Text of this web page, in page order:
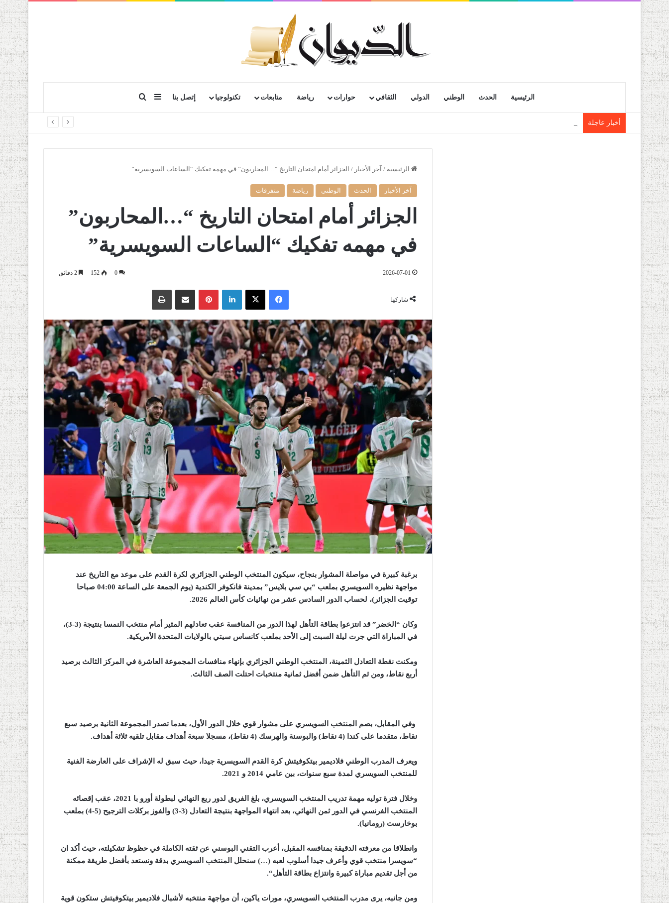
الرئيسية الحدث الوطني الدولي الثقافي حوارات رياضة متابعات تكنولوجيا إتصل بنا إضافة عمود جانبي
أخبار عاجلة
الرئيسية / آخر الأخبار / الجزائر أمام امتحان التاريخ “…المحاربون” في مهمه تفكيك “الساعات السويسرية”
آخر الأخبار الحدث الوطني رياضة متفرقات
الجزائر أمام امتحان التاريخ “…المحاربون”
في مهمه تفكيك “الساعات السويسرية”
2026-07-01
0
152
شاركها
فيسبوك ‫X لينكدإن بينتيريست
برغبة كبيرة في مواصلة المشوار بنجاح، سيكون المنتخب الوطني الجزائري لكرة القدم على موعد مع التاريخ عند
مواجهة نظيره السويسري بملعب “بي سي بلايس” بمدينة فانكوفر الكندية (يوم الجمعة على الساعة 04:00 صباحا
توقيت الجزائر)، لحساب الدور السادس عشر من نهائيات كأس العالم 2026
.
وكان “الخضر” قد انتزعوا بطاقة التأهل لهذا الدور من المنافسة عقب تعادلهم المثير أمام منتخب النمسا بنتيجة (3-3)،
في المباراة التي جرت ليلة السبت إلى الأحد بملعب كانساس سيتي بالولايات المتحدة الأمريكية.
ومكنت نقطة التعادل الثمينة، المنتخب الوطني الجزائري بإنهاء منافسات المجموعة العاشرة في المركز الثالث برصيد
أربع نقاط، ومن ثم التأهل ضمن أفضل ثمانية منتخبات احتلت الصف الثالث.
وفي المقابل، بصم المنتخب السويسري على مشوار قوي خلال الدور الأول، بعدما تصدر المجموعة الثانية برصيد سبع
نقاط، متقدما على كندا (4 نقاط) والبوسنة والهرسك (4 نقاط)، مسجلا سبعة أهداف مقابل تلقيه ثلاثة أهداف
.
ويعرف المدرب الوطني فلاديمير بيتكوفيتش كرة القدم السويسرية جيدا، حيث سبق له الإشراف على العارضة الفنية
للمنتخب السويسري لمدة سبع سنوات، بين عامي 2014 و 2021
.
وخلال فترة توليه مهمة تدريب المنتخب السويسري، بلغ الفريق لدور ربع النهائي لبطولة أورو با 2021، عقب إقصائه
المنتخب الفرنسي في الدور ثمن النهائي، بعد انتهاء المواجهة بنتيجة التعادل (3-3) والفوز بركلات الترجيح (5-4) بملعب
بوخارست (رومانيا).
وانطلاقا من معرفته الدقيقة بمنافسه المقبل، أعرب التقني البوسني عن ثقته الكاملة في حظوظ تشكيلته، حيث أكد ان
“سويسرا منتخب قوي وأعرف جيدا أسلوب لعبه (…) سنحلل المنتخب السويسري بدقة ونستعد بأفضل طريقة ممكنة
من أجل تقديم مباراة كبيرة وانتزاع بطاقة التأهل“.
ومن جانبه، يرى مدرب المنتخب السويسري، مورات ياكين، أن مواجهة منتخبه لأشبال فلاديمير بيتكوفيتش ستكون قوية